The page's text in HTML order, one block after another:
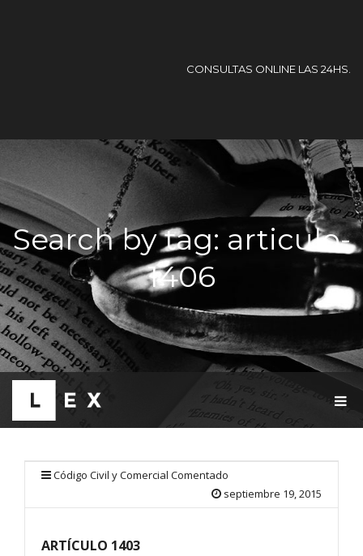
CONSULTAS ONLINE LAS 24HS.
Search by tag: articulo-
1406
G
Código Civil y Comercial Comentado
septiembre 19, 2015
ARTÍCULO 1403